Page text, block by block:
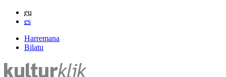
eu
es
Harremana
Bilatu